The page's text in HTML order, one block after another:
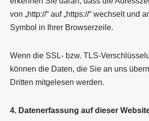
von „http://“ auf „https://“ wechselt und
Symbol in Ihrer Browserzeile.
Wenn die SSL- bzw. TLS-
können die Daten, die Sie an uns
Dritten mitgelesen werden.
4. Datenerfassung auf dieser